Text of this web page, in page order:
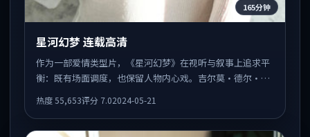
165分钟
星河幻梦 连载高清
作为一部爱情类型片，《星河幻梦》在视听与叙事上追求平
衡：既有场面调度，也保留人物内心戏。吉尔莫·德尔·托
得一看。
热度55,653评分 7.02024-05-21